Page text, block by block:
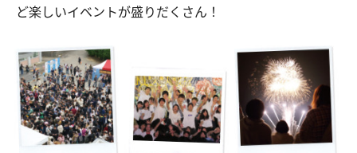
ど楽しいイベントが盛りだくさん！